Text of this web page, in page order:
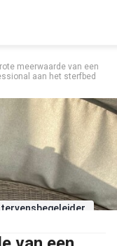
meerwaarde van een
aan het sterfbed